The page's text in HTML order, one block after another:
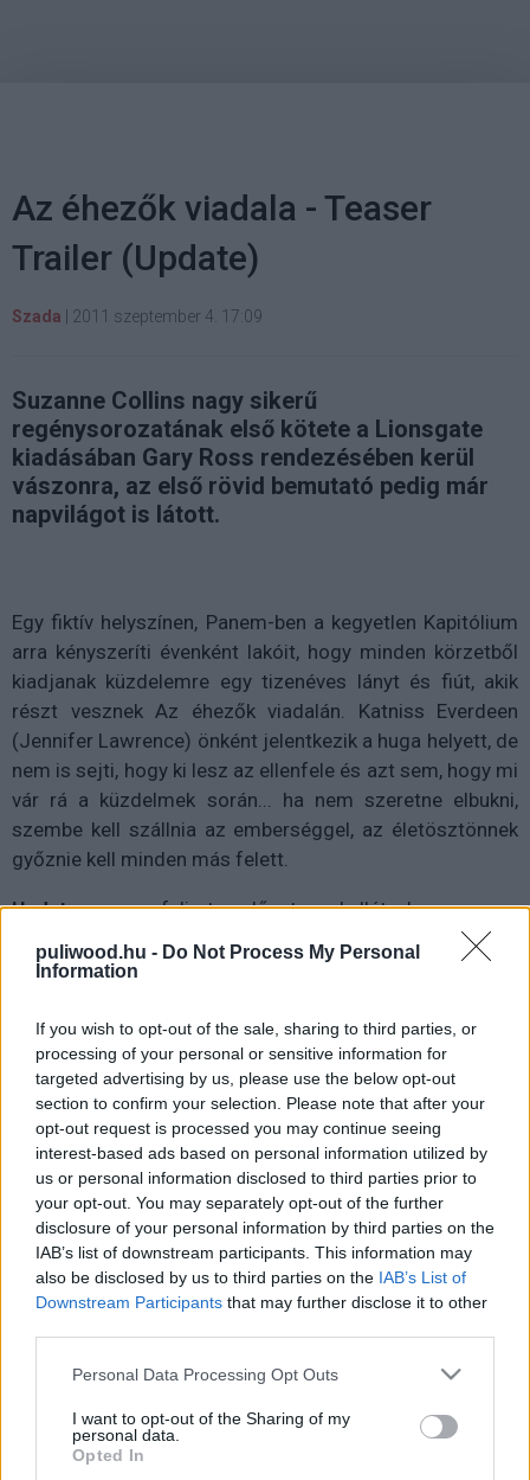
puliwood.hu - Do Not Process My Personal
Information
If you wish to opt-out of the sale, sharing to third parties, or
processing of your personal or sensitive information for
targeted advertising by us, please use the below opt-out
section to confirm your selection. Please note that after your
opt-out request is processed you may continue seeing
interest-based ads based on personal information utilized by
us or personal information disclosed to third parties prior to
your opt-out. You may separately opt-out of the further
disclosure of your personal information by third parties on the
IAB’s list of downstream participants. This information may
also be disclosed by us to third parties on the IAB’s List of
Downstream Participants that may further disclose it to other
Please note that this website/app uses one or more Google
not limited to your visit or usage behaviour. You may click to
grant or deny consent to Google and its third-party tags to
use your data for below specified purposes in below Google
Personal Data Processing Opt Outs
I want to opt-out of the Sharing of my
personal data.
Opted In
Az éhezők viadala - Teaser
Trailer (Update)
Szada 2011 szeptember 4. 17:09
Suzanne Collins nagy sikerű
regénysorozatának első kötete a Lionsgate
kiadásában Gary Ross rendezésében kerül
vászonra, az első rövid bemutató pedig már
napvilágot is látott.
Egy fiktív helyszínen, Panem-ben a kegyetlen Kapitólium
arra kényszeríti évenként lakóit, hogy minden körzetből
kiadjanak küzdelemre egy tizenéves lányt és fiút, akik
részt vesznek Az éhezők viadalán. Katniss Everdeen
(Jennifer Lawrence) önként jelentkezik a huga helyett, de
nem is sejti, hogy ki lesz az ellenfele és azt sem, hogy mi
vár rá a küzdelmek során... ha nem szeretne elbukni,
szembe kell szállnia az emberséggel, az életösztönnek
győznie kell minden más felett.
Update: magyar feliratos előzetessel ellátva!
Oldalak: 1
Hozzászólások
LEGFRISSEBB PODCASTÜNK